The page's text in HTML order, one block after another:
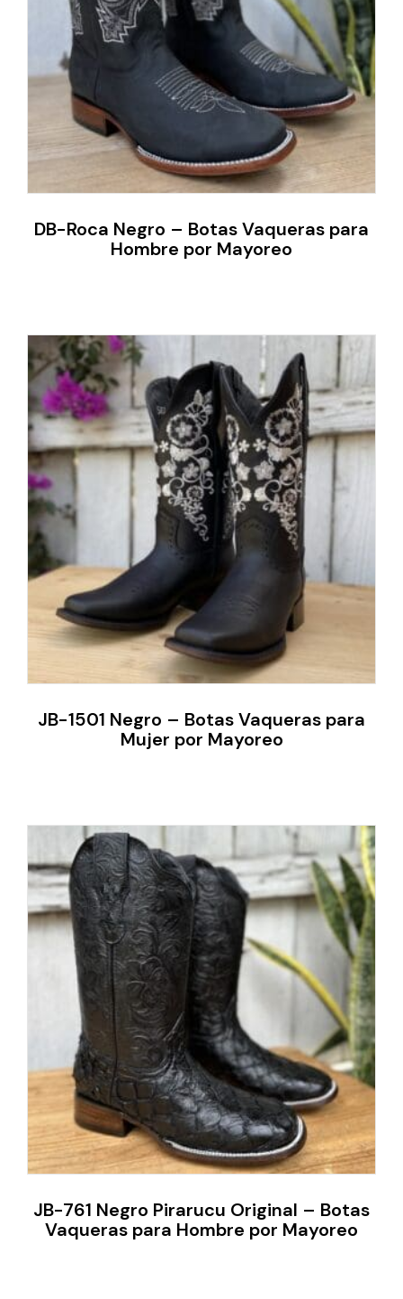
DB-Roca Negro – Botas Vaqueras para
Hombre por Mayoreo
JB-1501 Negro – Botas Vaqueras para
Mujer por Mayoreo
JB-761 Negro Pirarucu Original – Botas
Vaqueras para Hombre por Mayoreo